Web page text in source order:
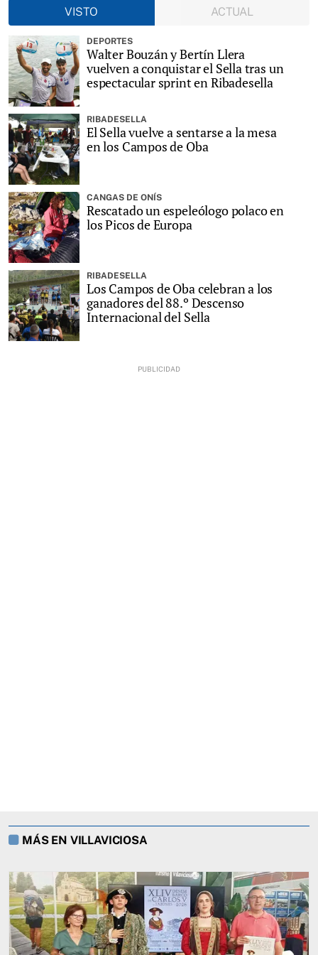
VISTO
ACTUAL
DEPORTES
Walter Bouzán y Bertín Llera
vuelven a conquistar el Sella tras un
espectacular sprint en Ribadesella
RIBADESELLA
El Sella vuelve a sentarse a la mesa
en los Campos de Oba
CANGAS DE ONÍS
Rescatado un espeleólogo polaco en
los Picos de Europa
RIBADESELLA
Los Campos de Oba celebran a los
ganadores del 88.º Descenso
Internacional del Sella
MÁS EN VILLAVICIOSA